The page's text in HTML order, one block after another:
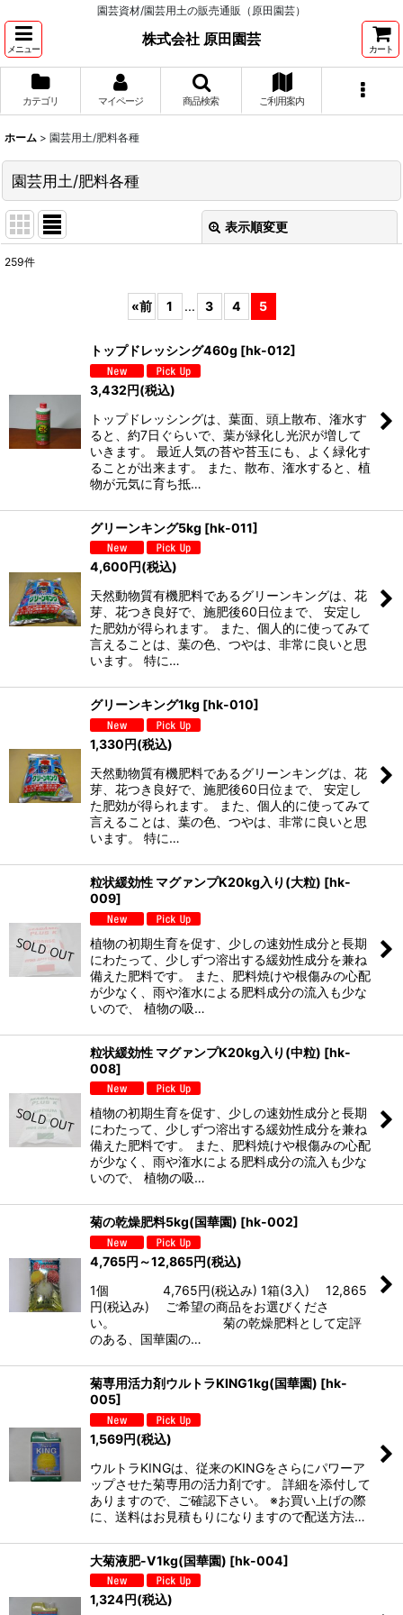
園芸資材/園芸用土の販売通販（原田園芸）
メニュー
株式会社 原田園芸
カート
カテゴリ マイページ 商品検索 ご利用案内
ホーム > 園芸用土/肥料各種
園芸用土/肥料各種
表示順変更
絞り込む
259件
«前 1 ... 3 4 5
トップドレッシング460g [hk-012]
3,432円(税込)
トップドレッシングは、葉面、頭上散布、潅水す
ると、約7日ぐらいで、葉が緑化し光沢が増して
いきます。 最近人気の苔や苔玉にも、よく緑化す
ることが出来ます。 また、散布、潅水すると、植
物が元気に育ち抵…
グリーンキング5kg [hk-011]
4,600円(税込)
天然動物質有機肥料であるグリーンキングは、花
芽、花つき良好で、施肥後60日位まで、 安定し
た肥効が得られます。 また、個人的に使ってみて
言えることは、葉の色、つやは、非常に良いと思
います。 特に…
グリーンキング1kg [hk-010]
1,330円(税込)
天然動物質有機肥料であるグリーンキングは、花
芽、花つき良好で、施肥後60日位まで、 安定し
た肥効が得られます。 また、個人的に使ってみて
言えることは、葉の色、つやは、非常に良いと思
います。 特に…
粒状緩効性 マグァンプK20kg入り(大粒) [hk-
009]
植物の初期生育を促す、少しの速効性成分と長期
にわたって、少しずつ溶出する緩効性成分を兼ね
備えた肥料です。 また、肥料焼けや根傷みの心配
が少なく、雨や潅水による肥料成分の流入も少な
いので、 植物の吸…
粒状緩効性 マグァンプK20kg入り(中粒) [hk-
008]
植物の初期生育を促す、少しの速効性成分と長期
にわたって、少しずつ溶出する緩効性成分を兼ね
備えた肥料です。 また、肥料焼けや根傷みの心配
が少なく、雨や潅水による肥料成分の流入も少な
いので、 植物の吸…
菊の乾燥肥料5kg(国華園) [hk-002]
4,765円 ～12,865円(税込)
1個 4,765円(税込み) 1箱(3入) 12,865
円(税込み) ご希望の商品をお選びくださ
い。 菊の乾燥肥料として定評
のある、国華園の…
菊専用活力剤ウルトラKING1kg(国華園) [hk-
005]
1,569円(税込)
ウルトラKINGは、従来のKINGをさらにパワーア
ップさせた菊専用の活力剤です。 詳細を添付して
ありますので、ご確認下さい。 ※お買い上げの際
に、送料はお見積もりになりますので配送方法…
大菊液肥-V1kg(国華園) [hk-004]
1,324円(税込)